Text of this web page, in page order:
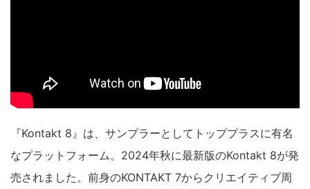
『Kontakt 8』は、サンプラーとしてトッププラスに有名
なプラットフォーム。2024年秋に最新版のKontakt 8が発
売されました。前身のKONTAKT 7からクリエイティブ周